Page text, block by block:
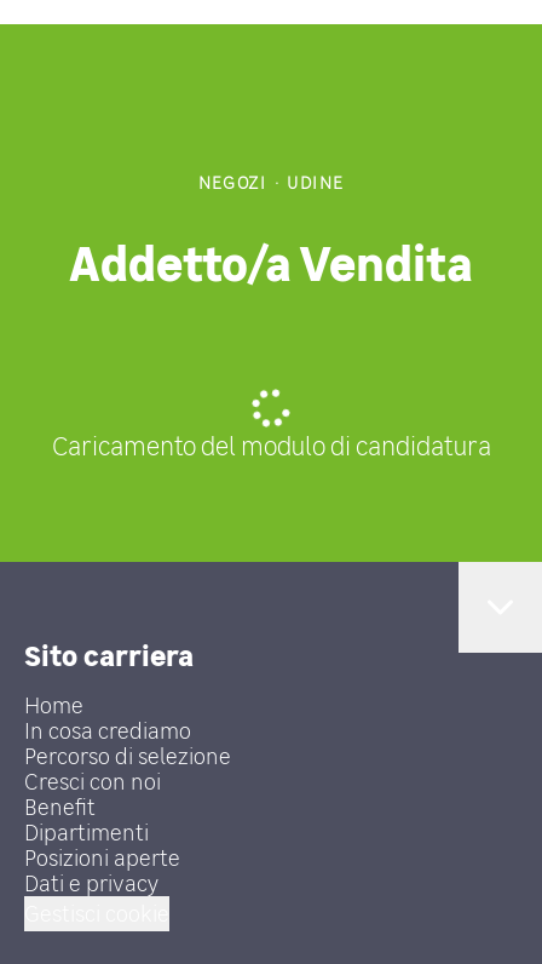
NEGOZI · UDINE
Addetto/a Vendita
Caricamento del modulo di candidatura
Sito carriera
Home
In cosa crediamo
Percorso di selezione
Cresci con noi
Benefit
Dipartimenti
Posizioni aperte
Dati e privacy